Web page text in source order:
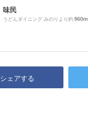
味民
うどんダイニング みのりより約960m
シェアする